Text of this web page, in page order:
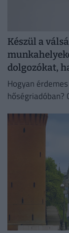
Készül a
dolgozókat,
Hogyan
hőségriadóban?
irodaházban,